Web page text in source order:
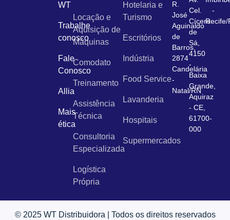
WT
Trabalhe
conosco
Fale
Conosco
Allia
Mais
ética
Locação e
Aquisição de
Máquinas
Comodato
Treinamento
Assistência
Técnica
Consultoria
Especializada
Logística
Própria
Hotelaria e
Turismo
Escritórios
Indústria
Food Service
Lavanderia
Hospitais
Supermercados
R.
José
Aguinaldo
de
Barros,
2874
Candelária
-
Natal/RN
Cel.
Cícero
de
Sá,
4150
-
Baixa
Grande,
Aquiraz
- CE,
61700-
000
-
Recife/
© 2025 WT Distribuidora | Todos os direitos reservados